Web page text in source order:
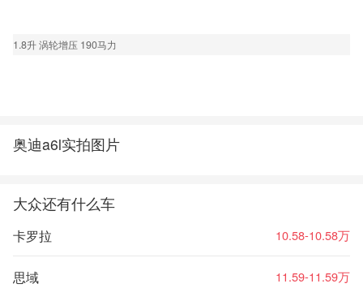
1.8升 涡轮增压 190马力
奥迪a6l实拍图片
大众还有什么车
卡罗拉 10.58-10.58万
思域 11.59-11.59万